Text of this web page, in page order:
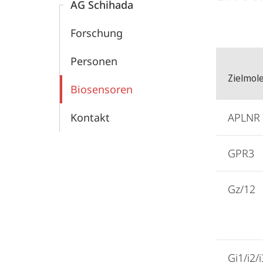
Chemie
AG Schihada
Forschung
Personen
Biosensoren
Kontakt
APLNR
GPR3
Gz/12
Gi1/i2/